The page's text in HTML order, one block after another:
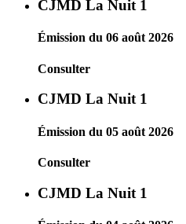
CJMD La Nuit 1
Émission du 06 août 2026
Consulter
CJMD La Nuit 1
Émission du 05 août 2026
Consulter
CJMD La Nuit 1